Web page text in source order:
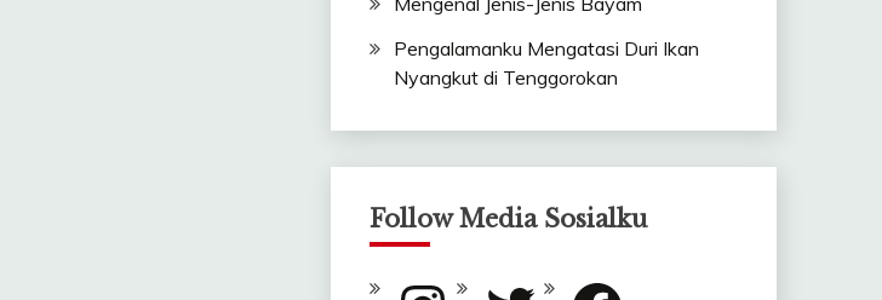
Pengalamanku Mengatasi Duri Ikan
Nyangkut di Tenggorokan
Follow Media Sosialku
Instagram Twitter Facebook